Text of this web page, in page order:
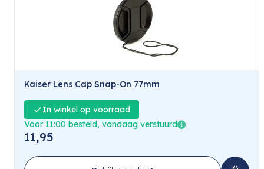
Kaiser Lens Cap Snap-On 77mm
In winkel op voorraad
Voor 11:00 besteld, vandaag verstuurd
11,95